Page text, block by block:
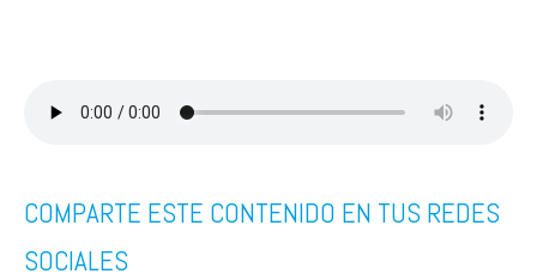
COMPARTE ESTE CONTENIDO EN TUS REDES
SOCIALES